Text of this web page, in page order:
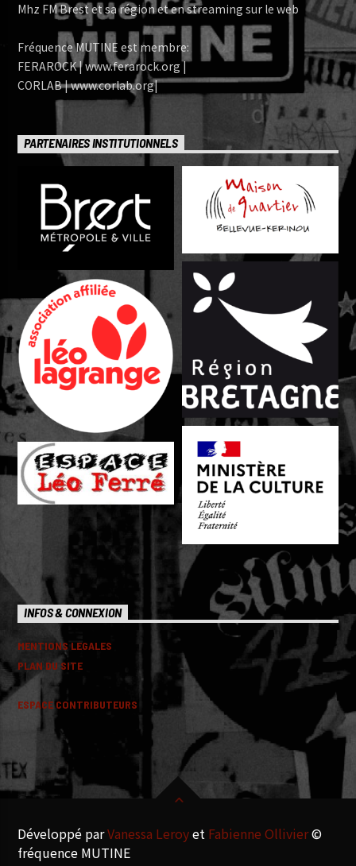
Mhz FM Brest et sa région et en streaming sur le web
Fréquence MUTINE est membre:
FERAROCK | www.ferarock.org |
CORLAB | www.corlab.org|
PARTENAIRES INSTITUTIONNELS
INFOS & CONNEXION
MENTIONS LEGALES
PLAN DU SITE
ESPACE CONTRIBUTEURS
Développé parVanessa Leroyet Fabienne Ollivier©
fréquence MUTINE